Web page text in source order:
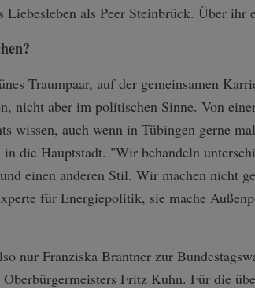
als Peer Steinbrück. Über ihr
Traumpaar, auf der gemeinsamen
nicht aber im politischen Sinne. Von
wissen, auch wenn in Tübingen gerne
die Hauptstadt. "Wir behandeln
einen anderen Stil. Wir machen nicht
für Energiepolitik, sie mache
nur Franziska Brantner zur
Fritz Kuhn. Für die